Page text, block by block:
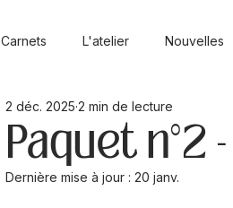
Carnets L'atelier Nouvelles
Paquet n°2
2 déc. 2025 2 min de lecture
Dernière mise à jour : 20 janv.